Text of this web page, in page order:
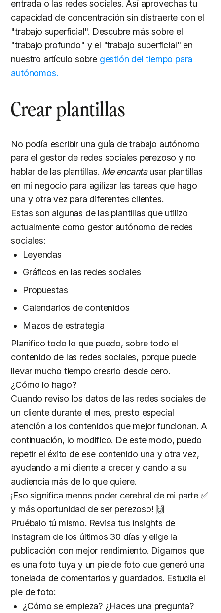
entrada o las redes sociales. Así aprovechas tu
capacidad de concentración sin distraerte con el
"trabajo superficial". Descubre más sobre el
"trabajo profundo" y el "trabajo superficial" en
nuestro artículo sobre gestión del tiempo para
autónomos.
Crear plantillas
No podía escribir una guía de trabajo autónomo
para el gestor de redes sociales perezoso y no
hablar de las plantillas. Me encantausar plantillas
en mi negocio para agilizar las tareas que hago
una y otra vez para diferentes clientes.
Estas son algunas de las plantillas que utilizo
actualmente como gestor autónomo de redes
sociales:
Leyendas
Gráficos en las redes sociales
Propuestas
Calendarios de contenidos
Mazos de estrategia
Planifico todo lo que puedo, sobre todo el
contenido de las redes sociales, porque puede
llevar mucho tiempo crearlo desde cero.
¿Cómo lo hago?
Cuando reviso los datos de las redes sociales de
un cliente durante el mes, presto especial
atención a los contenidos que mejor funcionan. A
continuación, lo modifico. De este modo, puedo
repetir el éxito de ese contenido una y otra vez,
ayudando a mi cliente a crecer y dando a su
audiencia más de lo que quiere.
¡Eso significa menos poder cerebral de mi parte ✅
y más oportunidad de ser perezoso! 🙌
Pruébalo tú mismo. Revisa tus insights de
Instagram de los últimos 30 días y elige la
publicación con mejor rendimiento. Digamos que
es una foto tuya y un pie de foto que generó una
tonelada de comentarios y guardados. Estudia el
pie de foto:
¿Cómo se empieza? ¿Haces una pregunta?